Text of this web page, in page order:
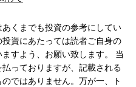
くまでも投資の参考にしてい
資にあたっては読者ご自身の
すよう、お願い致します。 当
っておりますが、記載される
ではありません。万が一、ト